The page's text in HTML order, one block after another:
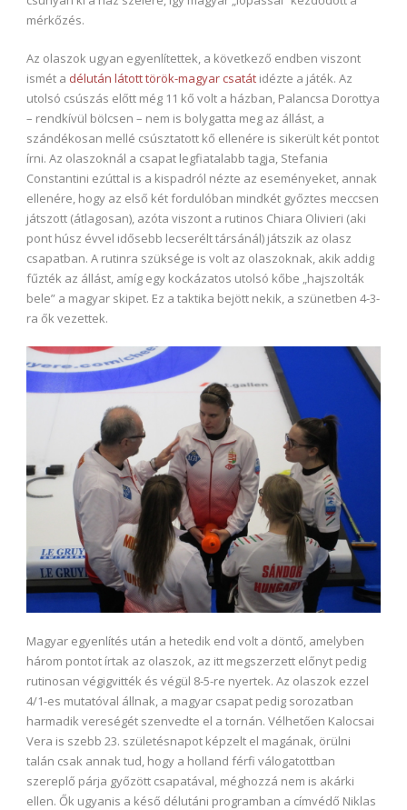
mérkőzés.
Az olaszok ugyan egyenlítettek, a következő endben viszont
ismét a délután látott török-magyar csatát idézte a játék. Az
utolsó csúszás előtt még 11 kő volt a házban, Palancsa Dorottya
– rendkívül bölcsen – nem is bolygatta meg az állást, a
szándékosan mellé csúsztatott kő ellenére is sikerült két pontot
írni. Az olaszoknál a csapat legfiatalabb tagja, Stefania
Constantini ezúttal is a kispadról nézte az eseményeket, annak
ellenére, hogy az első két fordulóban mindkét győztes meccsen
játszott (átlagosan), azóta viszont a rutinos Chiara Olivieri (aki
pont húsz évvel idősebb lecserélt társánál) játszik az olasz
csapatban. A rutinra szüksége is volt az olaszoknak, akik addig
fűzték az állást, amíg egy kockázatos utolsó kőbe „hajszolták
bele” a magyar skipet. Ez a taktika bejött nekik, a szünetben 4-3-
ra ők vezettek.
Magyar egyenlítés után a hetedik end volt a döntő, amelyben
három pontot írtak az olaszok, az itt megszerzett előnyt pedig
rutinosan végigvitték és végül 8-5-re nyertek. Az olaszok ezzel
4/1-es mutatóval állnak, a magyar csapat pedig sorozatban
harmadik vereségét szenvedte el a tornán. Vélhetően Kalocsai
Vera is szebb 23. születésnapot képzelt el magának, örülni
talán csak annak tud, hogy a holland férfi válogatottban
szereplő párja győzött csapatával, méghozzá nem is akárki
ellen. Ők ugyanis a késő délutáni programban a címvédő Niklas